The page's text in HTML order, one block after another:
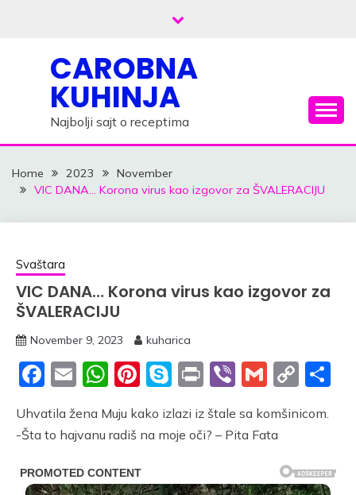
CAROBNA
KUHINJA
Najbolji sajt o receptima
Home 2023
November
VIC DANA… Korona virus kao izgovor za ŠVALERACIJU
Svaštara
VIC DANA… Korona virus kao izgovor za
ŠVALERACIJU
November 9, 2023 kuharica
Facebook
EmailWhatsApp
Pinterest
Skype
PrintViberGmail
Uhvatila žena Muju kako izlazi iz štale sa komšinicom.
-Šta to hajvanu radiš na moje oči? – Pita Fata